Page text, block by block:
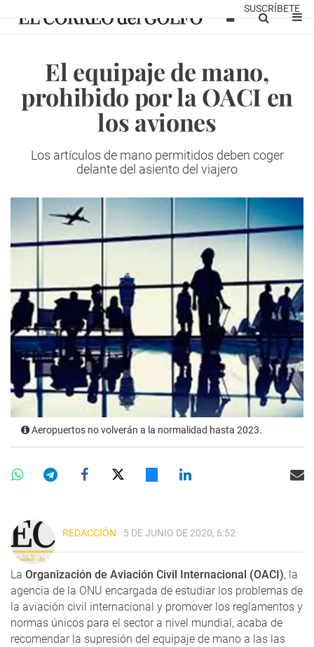
SUSCRÍBETE
El equipaje de mano,
prohibido por la OACI en
los aviones
Los artículos de mano permitidos deben coger
delante del asiento del viajero
Aeropuertos no volverán a la normalidad hasta 2023.
REDACCIÓN 5 DE JUNIO DE 2020, 6:52
La Organización de Aviación Civil Internacional (OACI), la
agencia de la ONU encargada de estudiar los problemas de
la aviación civil internacional y promover los reglamentos y
normas únicos para el sector a nivel mundial, acaba de
recomendar la supresión del equipaje de mano a las las